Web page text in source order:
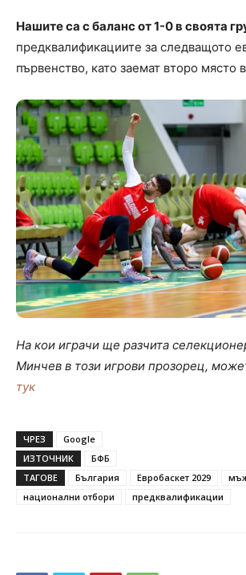
Нашите са с баланс от 1-0 в своята
предквалификациите за следващото
първенство, като заемат второ място
На кои играчи ще разчита
Минчев в този игрови прозорец,
тук
ЧРЕЗ
Google
ИЗТОЧНИК
БФБ
ТАГОВЕ
България Евробаскет 2029
национални отбори
предквалификации